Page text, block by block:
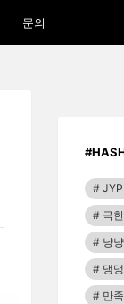
문의
JYP
극
냥
댕
만족